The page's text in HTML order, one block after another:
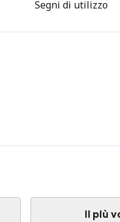
età. Un pezzo di
metà secolo.
Segni di utilizzo
Il più